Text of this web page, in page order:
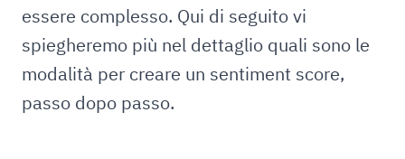
essere complesso. Qui di seguito vi
spiegheremo più nel dettaglio quali sono le
modalità per creare un sentiment score,
passo dopo passo.